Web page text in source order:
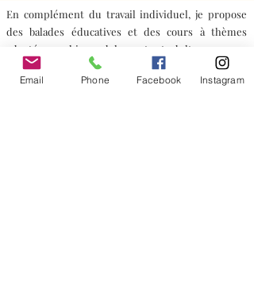
En complément du travail individuel, je propose
des balades éducatives et des cours à thèmes
adaptés aux chiens adolescents et adultes.
Ces formats permettent de travailler dans des
situations réelles et variées, tout en restant
Email Phone Facebook Instagram